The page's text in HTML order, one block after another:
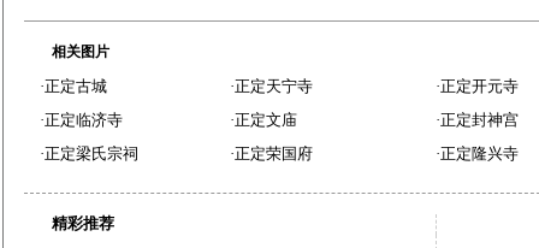
相关图片
·正定古城
·正定临济寺
·正定梁氏宗祠
·正定天宁寺
·正定文庙
·正定荣国府
·正定开元寺
·正定封神宫
·正定隆兴寺
精彩推荐